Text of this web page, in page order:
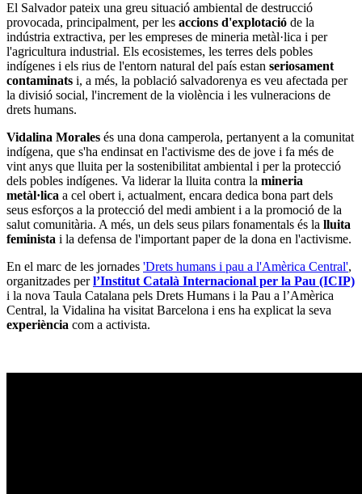
El Salvador pateix una greu situació ambiental de destrucció
provocada, principalment, per les accions d'explotació de la
indústria extractiva, per les empreses de mineria metàl·lica i per
l'agricultura industrial. Els ecosistemes, les terres dels pobles
indígenes i els rius de l'entorn natural del país estan seriosament
contaminats i, a més, la població salvadorenya es veu afectada per
la divisió social, l'increment de la violència i les vulneracions de
drets humans.
Vidalina Morales és una dona camperola, pertanyent a la comunitat
indígena, que s'ha endinsat en l'activisme des de jove i fa més de
vint anys que lluita per la sostenibilitat ambiental i per la protecció
dels pobles indígenes. Va liderar la lluita contra la mineria
metàl·lica a cel obert i, actualment, encara dedica bona part dels
seus esforços a la protecció del medi ambient i a la promoció de la
salut comunitària. A més, un dels seus pilars fonamentals és la lluita
feminista i la defensa de l'important paper de la dona en l'activisme.
En el marc de les jornades 'Drets humans i pau a l'Amèrica Central',
organitzades perl’Institut Català Internacional per la Pau (ICIP)
i la nova Taula Catalana pels Drets Humans i la Pau a l’Amèrica
Central, la Vidalina ha visitat Barcelona i ens ha explicat la seva
experiència com a activista.